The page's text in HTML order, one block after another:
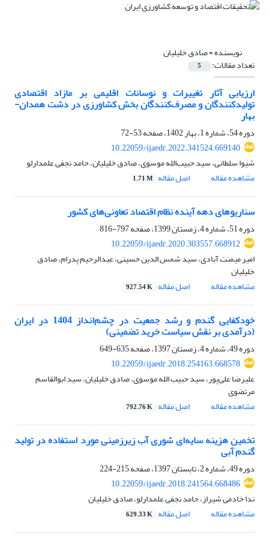
نویسنده =صادق خلیلیان
تعداد مقالات: 5
ارزیابی آثار تغییرات و نوسانات اقلیمی بر مازاد اقتصادی
تولید‌کنندگان و مصرف‌کنندگان بخش کشاورزی در دشت همدان-
بهار
دوره 54، شماره 1، بهار 1402، صفحه
53-72
10.22059/ijaedr.2022.341524.669140
شیوا سلطانی، سید حبیب‌الله موسوی، صادق خلیلیان، حامد نجفی علمدارلو
مشاهده مقاله
اصل مقاله 1.71 M
سناریوهای دهه آینده نظام اقتصاد تعاونی‌های کشور
دوره 51، شماره 4، زمستان 1399، صفحه
797-816
10.22059/ijaedr.2020.303557.668912
امیر میمنت آبادی، سید شمس الدین حسینی، عبدالرحیم پدرام، صادق
خلیلیان
مشاهده مقاله
اصل مقاله 927.54 K
خودکفایی گندم و رشد جمعیت در چشم‌انداز 1404 در ایران
(درآمدی بر نقش سیاست خرید تضمینی)
دوره 49، شماره 4، زمستان 1397، صفحه
635-649
10.22059/ijaedr.2018.254163.668578
علیرضا علی‌پور، سید حبیب الله موسوی، صادق خلیلیان، سید ابوالقاسم
مرتضوی
مشاهده مقاله
اصل مقاله 792.76 K
تخمین هزینه سایه‌ای شوری آب زیرزمینی مورد استفاده در تولید
گندم آبی
دوره 49، شماره 2، تابستان 1397، صفحه
215-224
10.22059/ijaedr.2018.241564.668486
ندا خادمی شیراز، حامد نجفی علمدارلو، صادق خلیلیان
مشاهده مقاله
اصل مقاله 629.33 K